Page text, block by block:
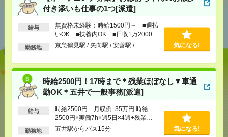
付き添いも仕事の1つ[派遣]
給与
無資格未経験：時給1500円～ ■週払
いOK ■扶養内OK ■日収1万2000円
以上
勤務地 京急鶴見駅 / 矢向駅 / 安善駅 / … 気になる!
時給2500円！17時まで＊残業ほぼなし▼車通
勤OK＊五井で一般事務[派遣]
給与
時給2500円 月収例 35万円 時給
2500円×実働7h×週5日×4週+残業
3h ※月収例を保証するものではあり
勤務地 五井駅からバス15分 気になる!
おすすめ
【オープニング募集】おばあちゃんのお散歩付き添
いも仕事の1つ[派遣]
[給 与]無資格未経験：時給1500円～ ■週払い
OK ■扶養内OK ■日収1万2000円以上
交通費全額支給
[勤務地]京急鶴見駅/矢向駅/安善駅
気になる！